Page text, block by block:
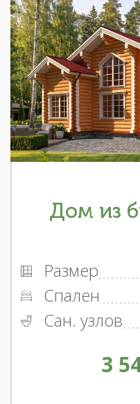
Дом из
Размер
Спален
Сан. узлов
3